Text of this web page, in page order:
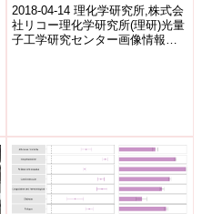
作する～
2018-04-14 理化学研究所,株式会
社リコー理化学研究所(理研)光量
子工学研究センター画像情報処